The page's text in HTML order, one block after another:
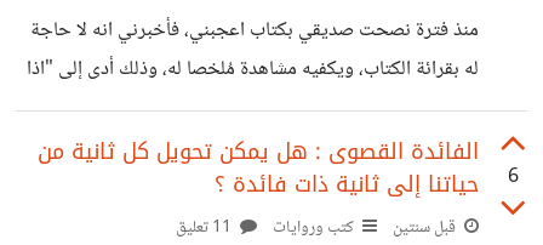
إلى عقلي فلا استطيع التفكير بوضوح. فقررت مع بداية هذا
الاسبوع انه قد حان الوقت أخيرا لأنهاء كل تلك المهام التي
منذ فترة نصحت صديقي بكتاب اعجبني، فأخبرني انه لا حاجة
له بقرائة الكتاب، ويكفيه مشاهدة مُلخصا له، وذلك أدى إلى "اذا
اردت تعلم شيئ، فلما لا تردسه دراسة علمية". ففكرت، ما هو
القدر المناسب من التعلم الذي يجب تفعله اذا اهتممت بموضوع
ما؟ لنقل اني مهتم بالعلاقة بين الرجل والمرأة، هل يكفني فيديو؟
هل يكفين كتاب؟ هل اقرأ عدة كتب؟ هل احتاج إلى دورة
6
الفائدة القصوى : هل يمكن تحويل كل ثانية من
حياتنا إلى ثانية ذات فائدة ؟
قبل سنتين كتب وروايات